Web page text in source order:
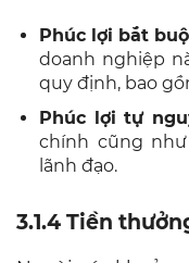
Phúc lợi bắt
doanh nghiệp
quy định, bao
Phúc lợi tự
chính cũng
lãnh đạo.
3.1.4 Tiền